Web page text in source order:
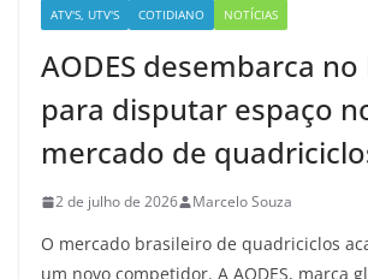
ATV'S, UTV'S COTIDIANO NOTÍCIAS
AODES desembarca no
para disputar espaço
mercado de
2 de julho de 2026 Marcelo Souza
O mercado brasileiro de quadriciclos
um novo competidor. A AODES, marca